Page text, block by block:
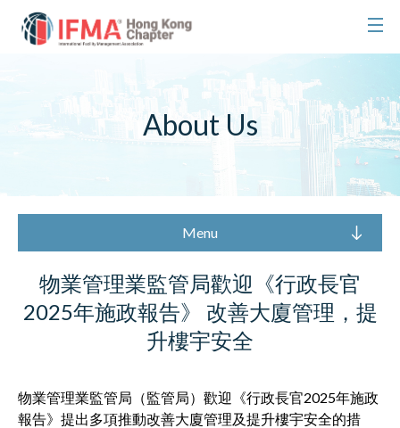
About Us
Menu
物業管理業監管局歡迎《行政長官
2025年施政報告》 ​​​​​​​改善大廈管理，提
升樓宇安全
物業管理業監管局（監管局）歡迎《行政長官2025年施政
報告》提出多項推動改善大廈管理及提升樓宇安全的措